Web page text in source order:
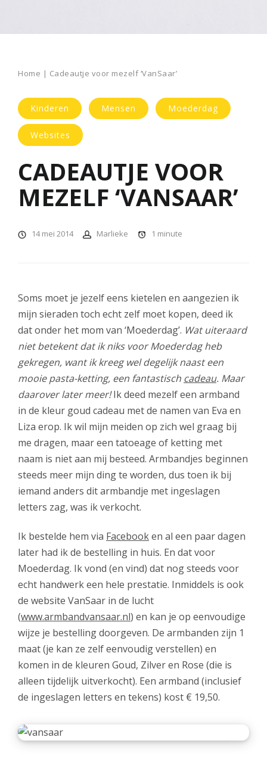
Home | Cadeautje voor mezelf ‘VanSaar’
Kinderen Mensen Moederdag
Websites
CADEAUTJE VOOR
MEZELF ‘VANSAAR’
14 mei 2014 Marlieke 1 minute
Soms moet je jezelf eens kietelen en aangezien ik
mijn sieraden toch echt zelf moet kopen, deed ik
dat onder het mom van ‘Moederdag’. Wat uiteraard
niet betekent dat ik niks voor Moederdag heb
gekregen, want ik kreeg wel degelijk naast een
mooie pasta-ketting, een fantastisch cadeau. Maar
daarover later meer!Ik deed mezelf een armband
in de kleur goud cadeau met de namen van Eva en
Liza erop. Ik wil mijn meiden op zich wel graag bij
me dragen, maar een tatoeage of ketting met
naam is niet aan mij besteed. Armbandjes beginnen
steeds meer mijn ding te worden, dus toen ik bij
iemand anders dit armbandje met ingeslagen
letters zag, was ik verkocht.
Ik bestelde hem via Facebooken al een paar dagen
later had ik de bestelling in huis. En dat voor
Moederdag. Ik vond (en vind) dat nog steeds voor
echt handwerk een hele prestatie. Inmiddels is ook
de website VanSaar in de lucht
(www.armbandvansaar.nl) en kan je op eenvoudige
wijze je bestelling doorgeven. De armbanden zijn 1
maat (je kan ze zelf eenvoudig verstellen) en
komen in de kleuren Goud, Zilver en Rose (die is
alleen tijdelijk uitverkocht). Een armband (inclusief
de ingeslagen letters en tekens) kost € 19,50.